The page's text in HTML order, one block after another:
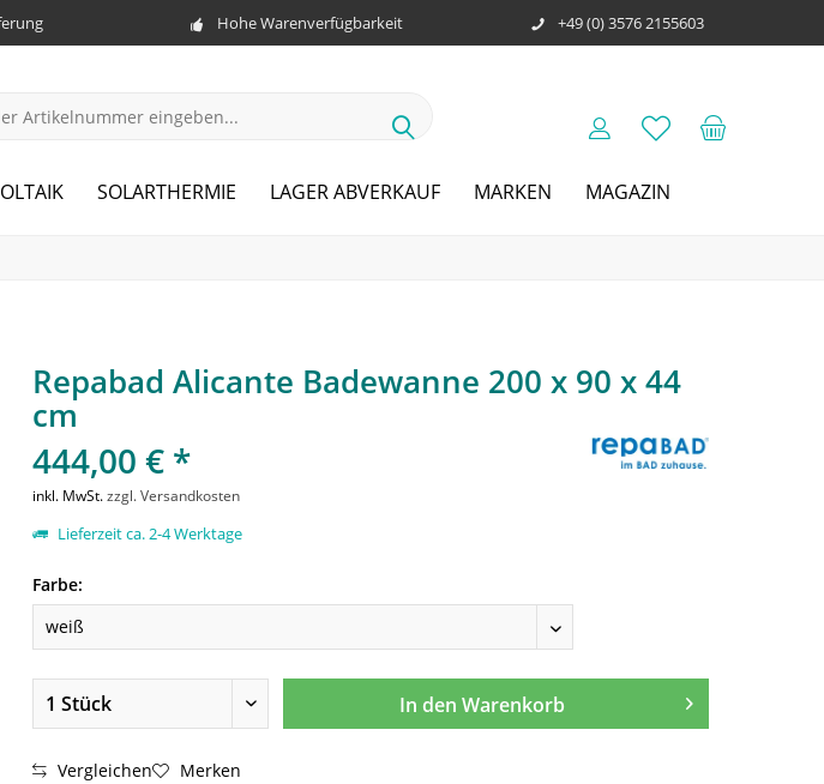
Hohe Warenverfügbarkeit +49 (0) 3576 2155603
SOLARTHERMIE LAGER ABVERKAUF MARKEN MAGAZIN
Repabad Alicante Badewanne 200 x 90 x 44
cm
444,00 € *
inkl. MwSt.zzgl. Versandkosten
Lieferzeit ca. 2-4 Werktage
Farbe:
In den Warenkorb
Vergleichen Merken